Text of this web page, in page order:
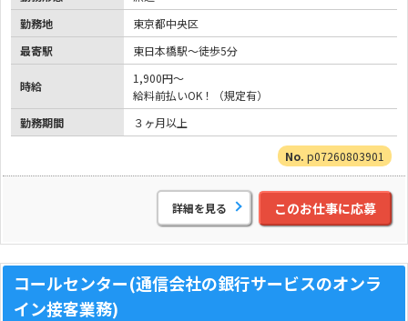
勤務地
東京都中央区
最寄駅
東日本橋駅～徒歩5分
時給
1,900円～
給料前払いOK！（規定有）
勤務期間
３ヶ月以上
p07260803901
詳細を見る このお仕事に応募
コールセンター(通信会社の銀行サービスのオンラ
イン接客業務)